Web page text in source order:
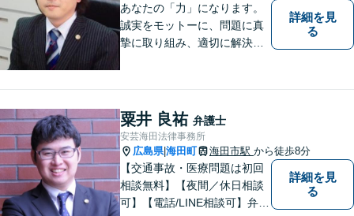
あなたの「力」になります。
誠実をモットーに、問題に真
摯に取り組み、適切に解決で
でき、来所後は心の負担が軽
くなるような事務所作りを心
がけています。一人で悩ま
ず、お気軽にご相談下さい。
詳細を見
る
粟井 良祐 弁護士
安芸海田法律事務所
広島県|海田町 海田市駅 から徒歩8分
【交通事故・医療問題は初回
相談無料】【夜間／休日相談
可】【電話/LINE相談可】弁護
詳細を見
る